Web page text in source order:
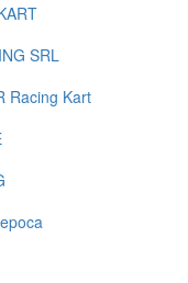
SRL
Racing Kart